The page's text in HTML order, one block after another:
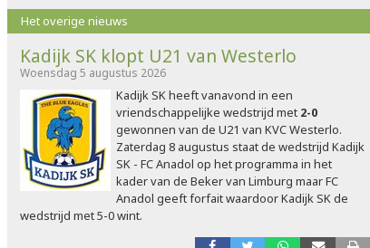
Het overige nieuws
Kadijk SK klopt U21 van Westerlo
Woensdag 5 augustus 2026
Kadijk SK heeft vanavond in een
vriendschappelijke wedstrijd met 2-0
gewonnen van de U21 van KVC Westerlo.
Zaterdag 8 augustus staat de wedstrijd Kadijk
SK - FC Anadol op het programma in het
kader van de Beker van Limburg maar FC
Anadol geeft forfait waardoor Kadijk SK de
wedstrijd met 5-0 wint.